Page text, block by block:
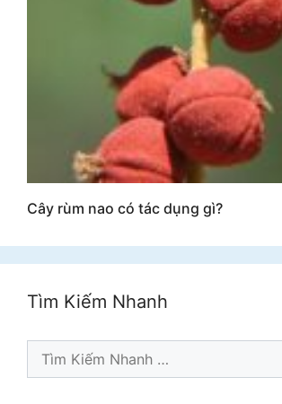
Cây rùm nao có tác dụng gì?
Tìm Kiếm Nhanh
Tìm